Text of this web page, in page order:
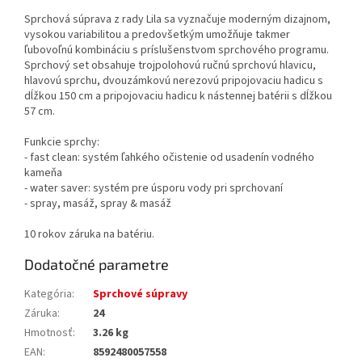
Sprchová súprava z rady Lila sa vyznačuje moderným dizajnom,
vysokou variabilitou a predovšetkým umožňuje takmer
ľubovoľnú kombináciu s príslušenstvom sprchového programu.
Sprchový set obsahuje trojpolohovú ručnú sprchovú hlavicu,
hlavovú sprchu, dvouzámkovú nerezovú pripojovaciu hadicu s
dĺžkou 150 cm a pripojovaciu hadicu k nástennej batérii s dĺžkou
57 cm.
Funkcie sprchy:
- fast clean: systém ľahkého očistenie od usadenín vodného
kameňa
- water saver: systém pre úsporu vody pri sprchovaní
- spray, masáž, spray & masáž
10 rokov záruka na batériu.
Dodatočné parametre
Kategória:
Sprchové súpravy
Záruka:
24
Hmotnosť:
3.26 kg
EAN: 8592480057558